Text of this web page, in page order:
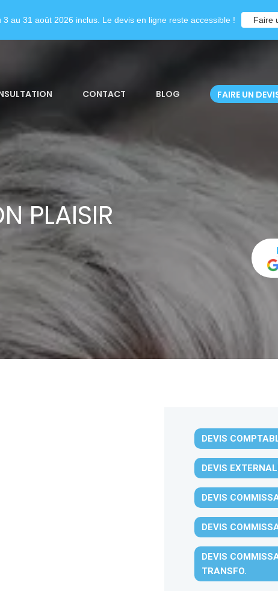
CONTACT BLOG FAIRE UN
PLAISIR
DEVIS
DEVIS
DEVIS
DEVIS
DEVIS
TRANSFO.
au 31 août 2026 inclus. Le devis en ligne reste accessible ! Faire